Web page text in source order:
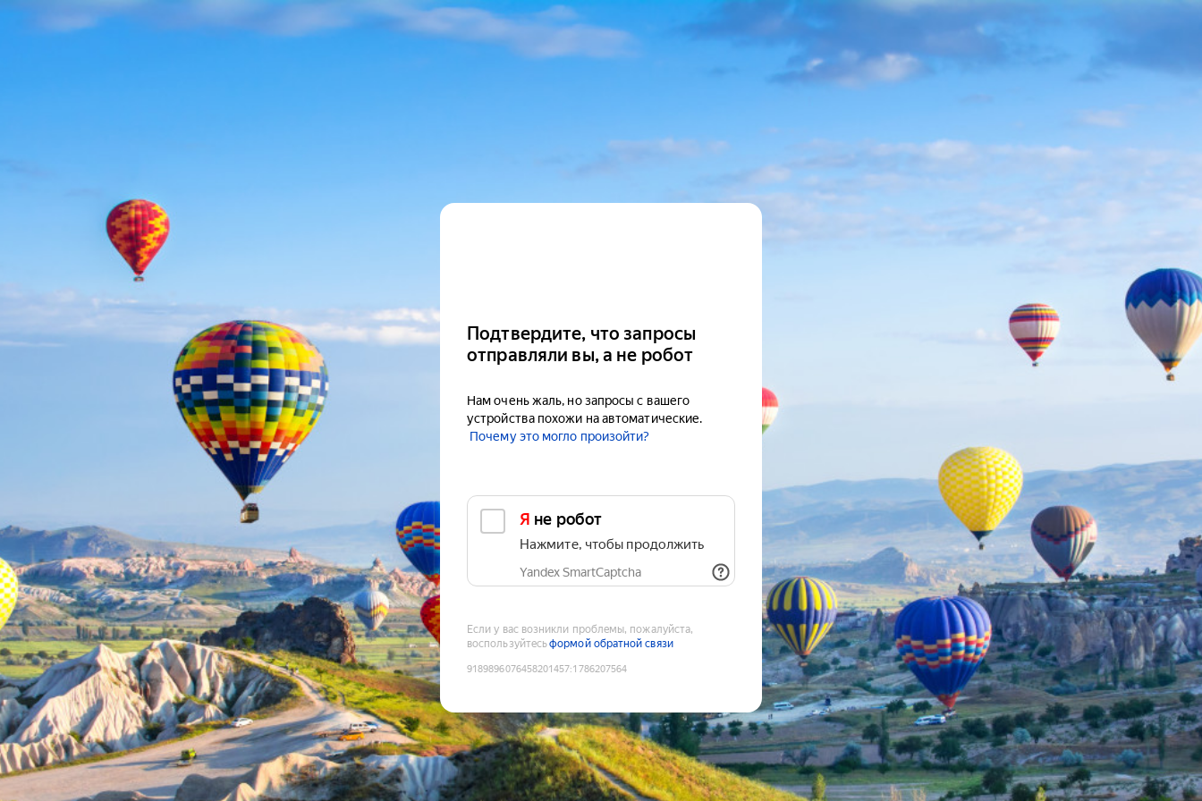
Подтвердите, что запросы
отправляли вы, а не робот
Нам очень жаль, но запросы с вашего
устройства похожи на автоматические.
Почему это могло произойти?
Я не робот
Нажмите, чтобы продолжить
Yandex SmartCaptcha
Если у вас возникли проблемы, пожалуйста,
воспользуйтесьформой обратной связи
9189896076458201457:1786207564